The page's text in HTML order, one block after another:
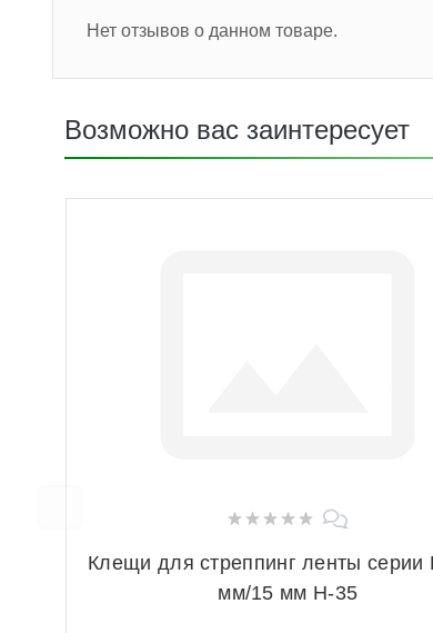
Нет отзывов о данном товаре.
Возможно вас заинтересует
Клещи для стреппинг ленты серии
мм/15 мм Н-35